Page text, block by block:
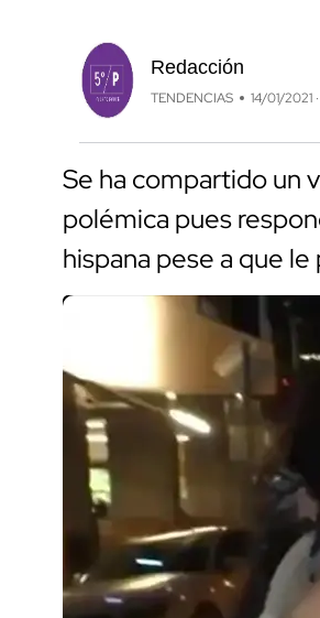
Redacción
TENDENCIAS 14/01/2021
Se ha compartido un
polémica pues
hispana pese a que